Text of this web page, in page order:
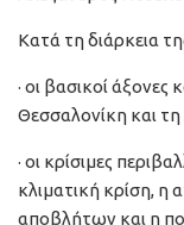
Κατά τη διάρκεια
· οι βασικοί άξονες
Θεσσαλονίκη και
· οι κρίσιμες
κλιματική κρίση, η
αποβλήτων και η